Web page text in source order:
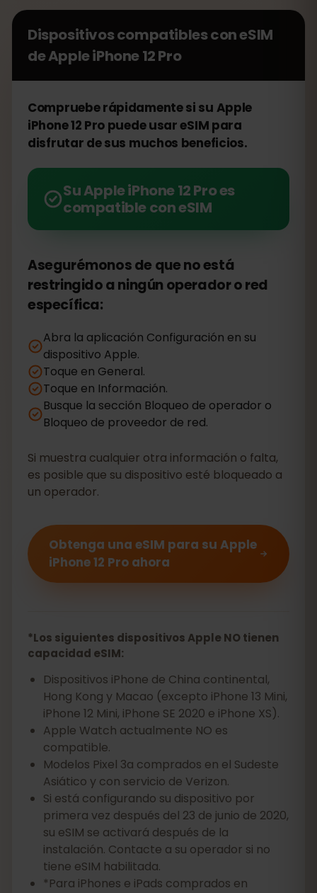
Dispositivos compatibles con eSIM
deApple iPhone 12 Pro
Compruebe rápidamente si su Apple
iPhone 12 Pro puede usar eSIM para
disfrutar de sus muchos beneficios.
Su Apple iPhone 12 Pro es
compatible con eSIM
Asegurémonos de que no está
restringido a ningún operador o red
específica:
Abra la aplicación Configuración en su
dispositivo Apple.
Toque en General.
Toque en Información.
Busque la sección Bloqueo de operador o
Bloqueo de proveedor de red.
Si muestra cualquier otra información o falta,
es posible que su dispositivo esté bloqueado a
un operador.
Obtenga una eSIM para su Apple
iPhone 12 Pro ahora
*Los siguientes dispositivos Apple NO tienen
capacidad eSIM:
Dispositivos iPhone de China continental,
Hong Kong y Macao (excepto iPhone 13 Mini,
iPhone 12 Mini, iPhone SE 2020 e iPhone XS).
Apple Watch actualmente NO es
compatible.
Modelos Pixel 3a comprados en el Sudeste
Asiático y con servicio de Verizon.
Si está configurando su dispositivo por
primera vez después del 23 de junio de 2020,
su eSIM se activará después de la
instalación. Contacte a su operador si no
tiene eSIM habilitada.
*Para iPhones e iPads comprados en